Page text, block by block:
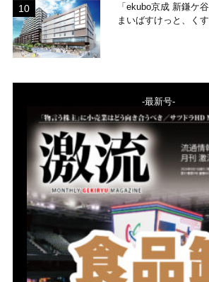
「ekubo京成 新鎌ケ
まいばすけっと、くす
-最新号-